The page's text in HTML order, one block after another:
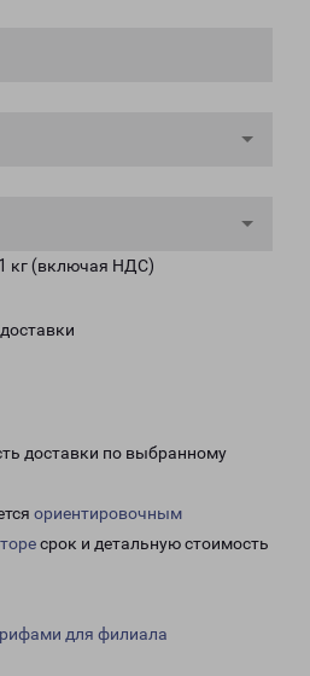
кг (включая НДС)
доставки по выбранному
ориентировочным
срок и детальную стоимость
для филиала